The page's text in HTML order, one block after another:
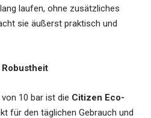
laufen, ohne zusätzliches
sie äußerst praktisch und
Robustheit
10 bar ist die Citizen Eco-
für den täglichen Gebrauch und